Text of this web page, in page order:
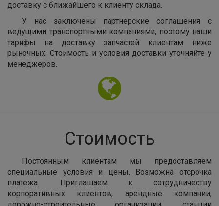
доставку с ближайшего к клиенту склада.
У нас заключены партнерские соглашения с
ведущими транспортными компаниями, поэтому наши
тарифы на доставку запчастей клиентам ниже
рыночных. Стоимость и условия доставки уточняйте у
менеджеров.
Стоимость
Постоянным клиентам мы предоставляем
специальные условия и цены. Возможна отсрочка
платежа. Приглашаем к сотрудничеству
корпоративных клиентов, арендные компании,